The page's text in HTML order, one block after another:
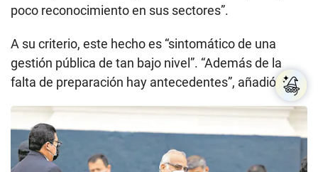
poco reconocimiento en sus sectores”.
A su criterio, este hecho es “sintomático de una
gestión pública de tan bajo nivel”. “Además de la
falta de preparación hay antecedentes”, añadió.